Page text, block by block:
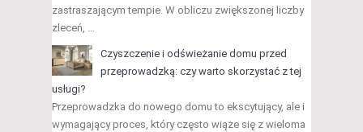
zastraszającym tempie. W obliczu zwiększonej liczby
zleceń, …
Czyszczenie i odświeżanie domu przed
przeprowadzką: czy warto skorzystać z tej
usługi?
Przeprowadzka do nowego domu to ekscytujący, ale i
wymagający proces, który często wiąże się z wieloma